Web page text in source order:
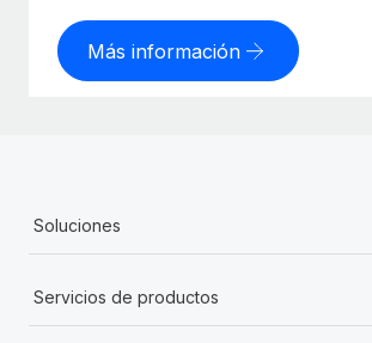
Más información
Soluciones
Servicios de productos